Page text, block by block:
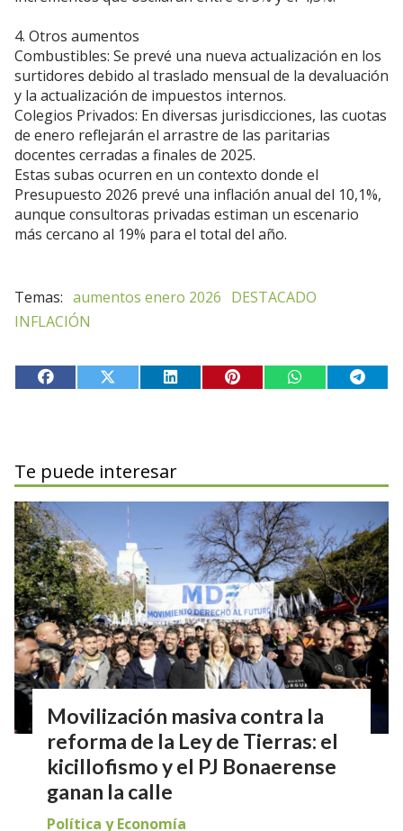
4. Otros aumentos
Combustibles: Se prevé una nueva actualización en los
surtidores debido al traslado mensual de la devaluación
y la actualización de impuestos internos.
Colegios Privados: En diversas jurisdicciones, las cuotas
de enero reflejarán el arrastre de las paritarias
docentes cerradas a finales de 2025.
Estas subas ocurren en un contexto donde el
Presupuesto 2026 prevé una inflación anual del 10,1%,
aunque consultoras privadas estiman un escenario
más cercano al 19% para el total del año.
aumentos enero 2026 DESTACADO
INFLACIÓN
Te puede interesar
Movilización masiva contra la
reforma de la Ley de Tierras: el
kicillofismo y el PJ Bonaerense
ganan la calle
Política y Economía